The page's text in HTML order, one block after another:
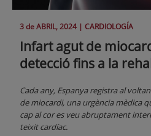
3 deABRIL, 2024 | CARDIOLOGÍA
Infart agut de
detecció fins a la
Cada any, Espanya registra al
de miocardi, una urgència mèdica
cap al cor es veu abruptament
teixit cardíac.